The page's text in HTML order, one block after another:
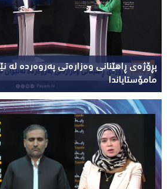
پڕۆژەی ڕاهێنانی وەزارەتی پەروەردە لە
مامۆستایاندا